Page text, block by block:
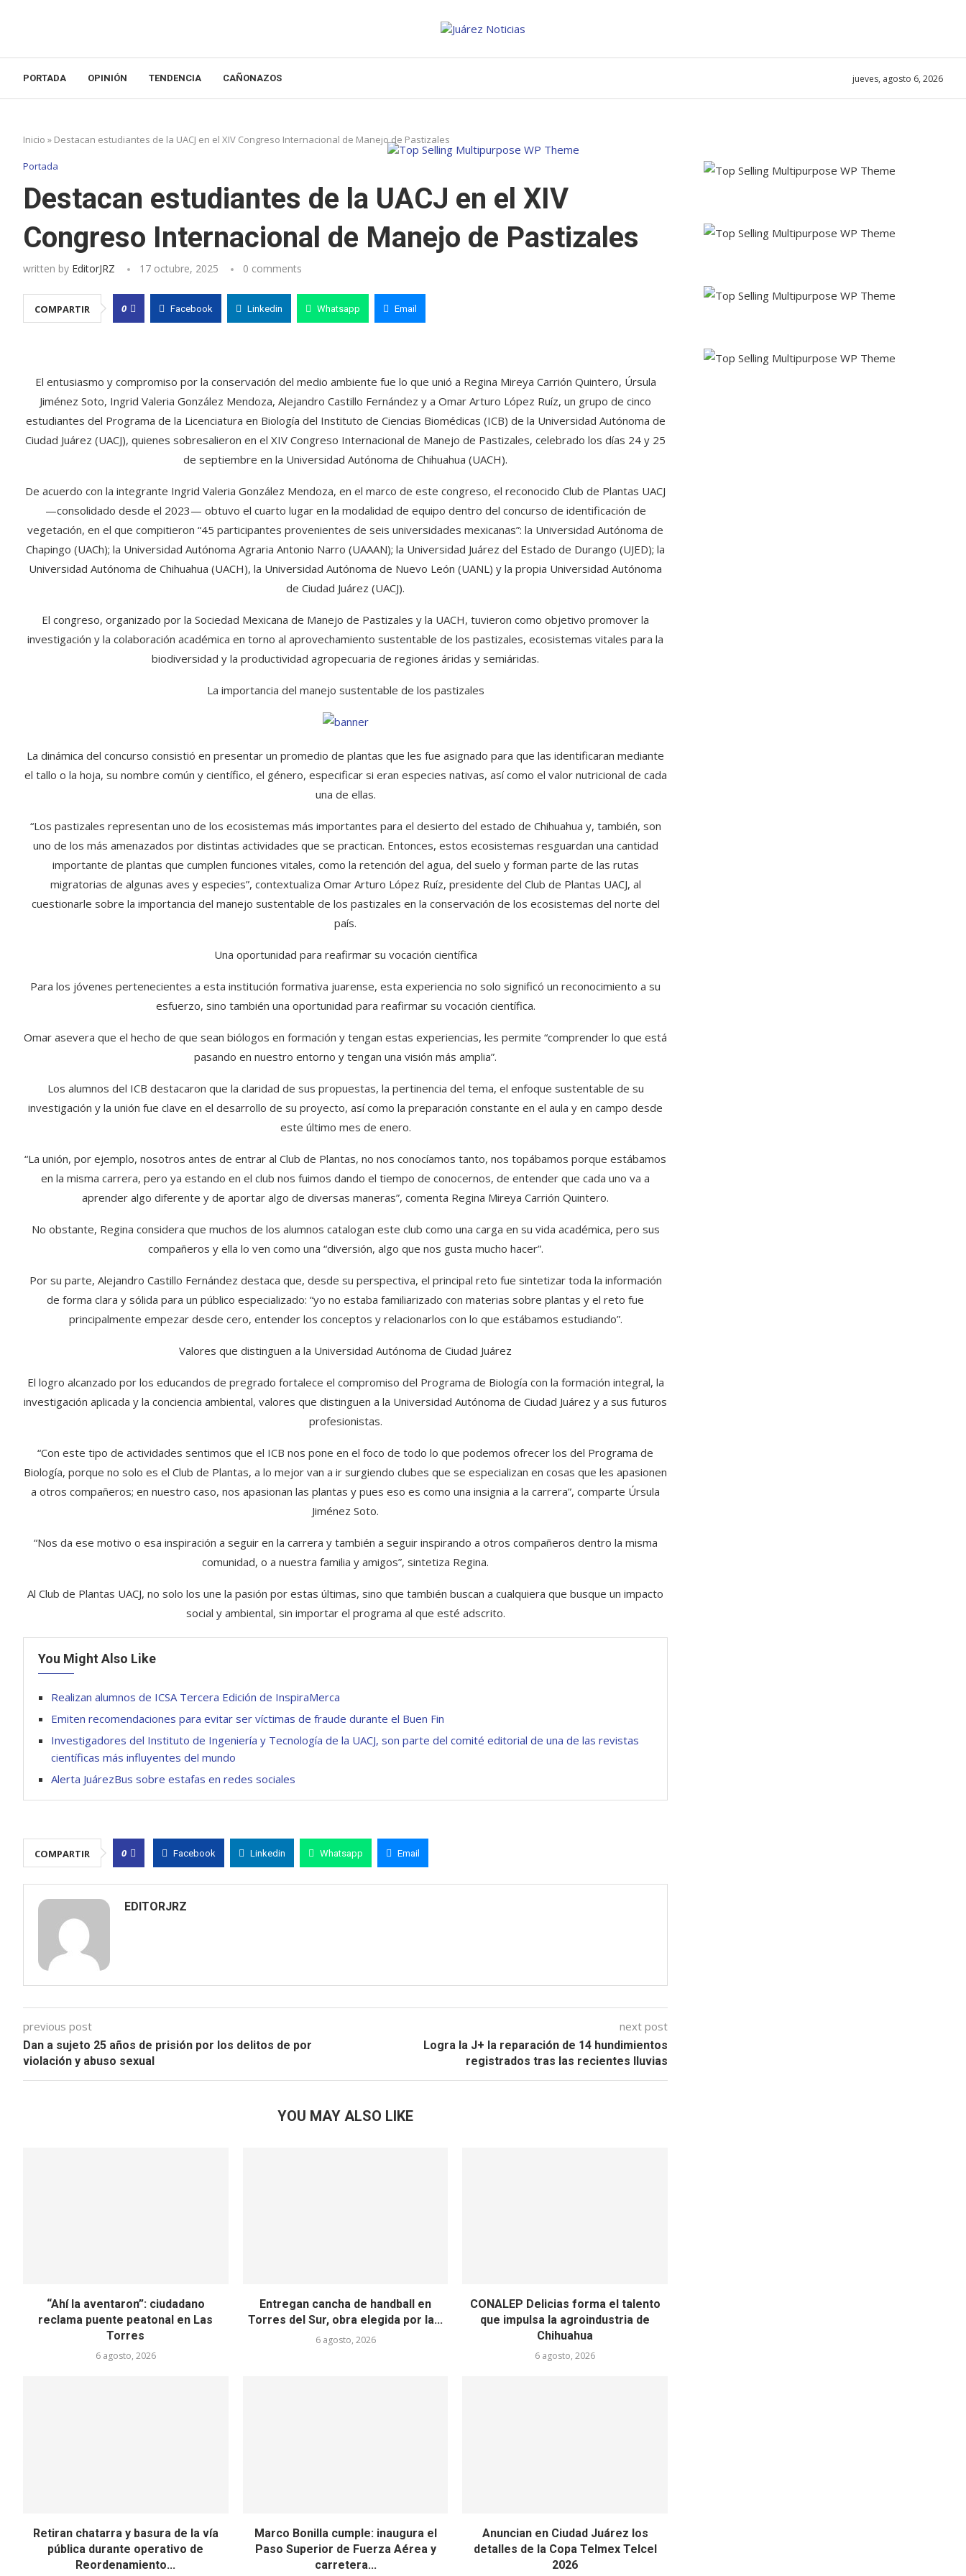
PORTADA OPINIÓN TENDENCIA CAÑONAZOS jueves, agosto 6, 2026
Inicio » Destacan estudiantes de la UACJ en el XIV Congreso Internacional de Manejo de Pastizales
Portada
Destacan estudiantes de la UACJ en el XIV
Congreso Internacional de Manejo de Pastizales
written by EditorJRZ 17 octubre, 2025 0 comments
COMPARTIR 0 Facebook Linkedin Whatsapp Email
El entusiasmo y compromiso por la conservación del medio ambiente fue lo que unió a Regina Mireya Carrión Quintero, Úrsula
Jiménez Soto, Ingrid Valeria González Mendoza, Alejandro Castillo Fernández y a Omar Arturo López Ruíz, un grupo de cinco
estudiantes del Programa de la Licenciatura en Biología del Instituto de Ciencias Biomédicas (ICB) de la Universidad Autónoma de
Ciudad Juárez (UACJ), quienes sobresalieron en el XIV Congreso Internacional de Manejo de Pastizales, celebrado los días 24 y 25
de septiembre en la Universidad Autónoma de Chihuahua (UACH).
De acuerdo con la integrante Ingrid Valeria González Mendoza, en el marco de este congreso, el reconocido Club de Plantas UACJ
—consolidado desde el 2023— obtuvo el cuarto lugar en la modalidad de equipo dentro del concurso de identificación de
vegetación, en el que compitieron “45 participantes provenientes de seis universidades mexicanas”: la Universidad Autónoma de
Chapingo (UACh); la Universidad Autónoma Agraria Antonio Narro (UAAAN); la Universidad Juárez del Estado de Durango (UJED); la
Universidad Autónoma de Chihuahua (UACH), la Universidad Autónoma de Nuevo León (UANL) y la propia Universidad Autónoma
de Ciudad Juárez (UACJ).
El congreso, organizado por la Sociedad Mexicana de Manejo de Pastizales y la UACH, tuvieron como objetivo promover la
investigación y la colaboración académica en torno al aprovechamiento sustentable de los pastizales, ecosistemas vitales para la
biodiversidad y la productividad agropecuaria de regiones áridas y semiáridas.
La importancia del manejo sustentable de los pastizales
La dinámica del concurso consistió en presentar un promedio de plantas que les fue asignado para que las identificaran mediante
el tallo o la hoja, su nombre común y científico, el género, especificar si eran especies nativas, así como el valor nutricional de cada
una de ellas.
“Los pastizales representan uno de los ecosistemas más importantes para el desierto del estado de Chihuahua y, también, son
uno de los más amenazados por distintas actividades que se practican. Entonces, estos ecosistemas resguardan una cantidad
importante de plantas que cumplen funciones vitales, como la retención del agua, del suelo y forman parte de las rutas
migratorias de algunas aves y especies”, contextualiza Omar Arturo López Ruíz, presidente del Club de Plantas UACJ, al
cuestionarle sobre la importancia del manejo sustentable de los pastizales en la conservación de los ecosistemas del norte del
país.
Una oportunidad para reafirmar su vocación científica
Para los jóvenes pertenecientes a esta institución formativa juarense, esta experiencia no solo significó un reconocimiento a su
esfuerzo, sino también una oportunidad para reafirmar su vocación científica.
Omar asevera que el hecho de que sean biólogos en formación y tengan estas experiencias, les permite “comprender lo que está
pasando en nuestro entorno y tengan una visión más amplia”.
Los alumnos del ICB destacaron que la claridad de sus propuestas, la pertinencia del tema, el enfoque sustentable de su
investigación y la unión fue clave en el desarrollo de su proyecto, así como la preparación constante en el aula y en campo desde
este último mes de enero.
“La unión, por ejemplo, nosotros antes de entrar al Club de Plantas, no nos conocíamos tanto, nos topábamos porque estábamos
en la misma carrera, pero ya estando en el club nos fuimos dando el tiempo de conocernos, de entender que cada uno va a
aprender algo diferente y de aportar algo de diversas maneras”, comenta Regina Mireya Carrión Quintero.
No obstante, Regina considera que muchos de los alumnos catalogan este club como una carga en su vida académica, pero sus
compañeros y ella lo ven como una “diversión, algo que nos gusta mucho hacer”.
Por su parte, Alejandro Castillo Fernández destaca que, desde su perspectiva, el principal reto fue sintetizar toda la información
de forma clara y sólida para un público especializado: “yo no estaba familiarizado con materias sobre plantas y el reto fue
principalmente empezar desde cero, entender los conceptos y relacionarlos con lo que estábamos estudiando”.
Valores que distinguen a la Universidad Autónoma de Ciudad Juárez
El logro alcanzado por los educandos de pregrado fortalece el compromiso del Programa de Biología con la formación integral, la
investigación aplicada y la conciencia ambiental, valores que distinguen a la Universidad Autónoma de Ciudad Juárez y a sus futuros
profesionistas.
“Con este tipo de actividades sentimos que el ICB nos pone en el foco de todo lo que podemos ofrecer los del Programa de
Biología, porque no solo es el Club de Plantas, a lo mejor van a ir surgiendo clubes que se especializan en cosas que les apasionen
a otros compañeros; en nuestro caso, nos apasionan las plantas y pues eso es como una insignia a la carrera”, comparte Úrsula
Jiménez Soto.
“Nos da ese motivo o esa inspiración a seguir en la carrera y también a seguir inspirando a otros compañeros dentro la misma
comunidad, o a nuestra familia y amigos”, sintetiza Regina.
Al Club de Plantas UACJ, no solo los une la pasión por estas últimas, sino que también buscan a cualquiera que busque un impacto
social y ambiental, sin importar el programa al que esté adscrito.
You Might Also Like
Realizan alumnos de ICSA Tercera Edición de InspiraMerca
Emiten recomendaciones para evitar ser víctimas de fraude durante el Buen Fin
Investigadores del Instituto de Ingeniería y Tecnología de la UACJ, son parte del comité editorial de una de las revistas
científicas más influyentes del mundo
Alerta JuárezBus sobre estafas en redes sociales
COMPARTIR 0 Facebook Linkedin Whatsapp Email
EDITORJRZ
previous post
Dan a sujeto 25 años de prisión por los delitos de por
violación y abuso sexual
next post
Logra la J+ la reparación de 14 hundimientos
registrados tras las recientes lluvias
YOU MAY ALSO LIKE
“Ahí la aventaron”: ciudadano
reclama puente peatonal en Las
Torres
6 agosto, 2026
Entregan cancha de handball en
Torres del Sur, obra elegida por la...
6 agosto, 2026
CONALEP Delicias forma el talento
que impulsa la agroindustria de
Chihuahua
6 agosto, 2026
Retiran chatarra y basura de la vía
pública durante operativo de
Reordenamiento...
Marco Bonilla cumple: inaugura el
Paso Superior de Fuerza Aérea y
carretera...
Anuncian en Ciudad Juárez los
detalles de la Copa Telmex Telcel
2026